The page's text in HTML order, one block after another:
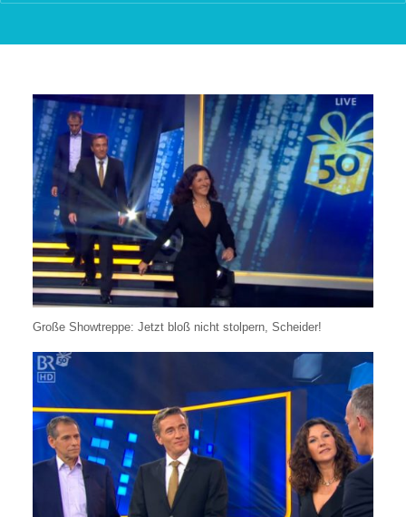
Große Showtreppe: Jetzt bloß nicht stolpern, Scheider!